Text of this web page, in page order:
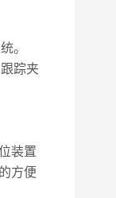
。
踪夹
装置
方便